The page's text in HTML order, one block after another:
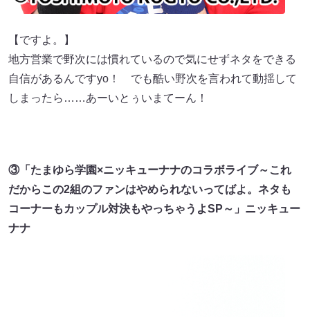
【ですよ。】
地方営業で野次には慣れているので気にせずネタをできる
自信があるんですyo！ でも酷い野次を言われて動揺して
しまったら……あーいとぅいまてーん！
③「たまゆら学園×ニッキューナナのコラボライブ～これ
だからこの2組のファンはやめられないってばよ。ネタも
コーナーもカップル対決もやっちゃうよSP～」ニッキュー
ナナ